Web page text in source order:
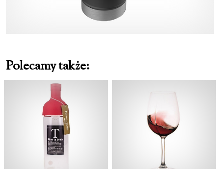
Polecamy także: